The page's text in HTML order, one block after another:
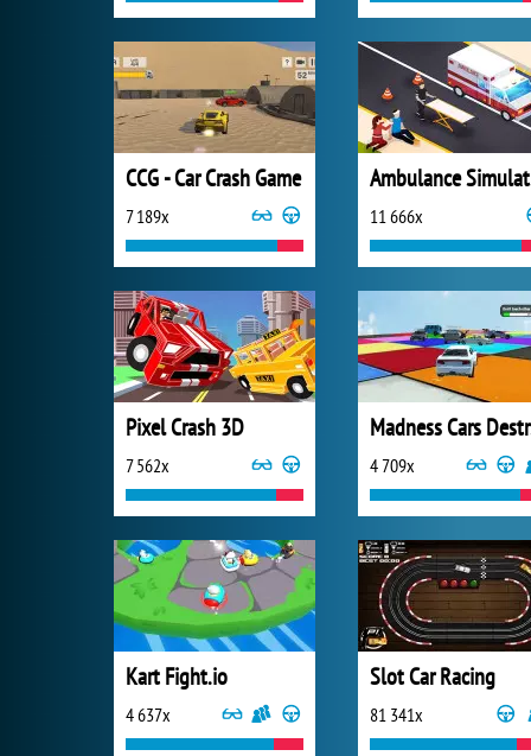
CCG - Car Crash Game
7 189x 11 666x
Pixel Crash 3D
7 562x 4 709x
Kart Fight.io
4 637x
Slot Car Racing
81 341x